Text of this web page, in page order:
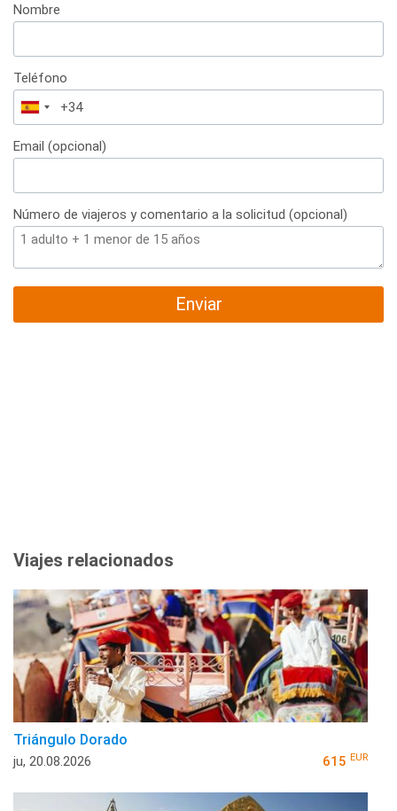
Nombre
Teléfono
España
+34
Email (opcional)
Número de viajeros y comentario a la solicitud (opcional)
Enviar
Viajes relacionados
Triángulo Dorado
ju, 20.08.2026 615 EUR